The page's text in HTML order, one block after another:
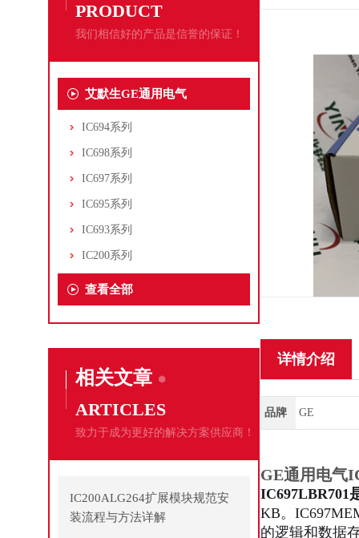
PRODUCT
我们相信好的产品是信誉的保证！
艾默生GE通用电气
IC694系列
IC698系列
IC697系列
IC695系列
IC693系列
IC200系列
查看全部
相关文章
ARTICLES
致力于成为更好的解决方案供应商！
IC200ALG264扩展模块规范安
装流程与方法详解
详情介绍
品牌 GE
GE通用电气
IC697LBR701
KB。
的逻辑和数据